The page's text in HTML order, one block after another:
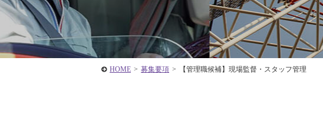
HOME > 募集要項 > 【管理職候補】現場監督・スタッフ管理